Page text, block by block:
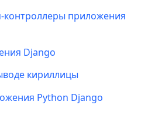
контроллеры приложения
Django
кириллицы
Python Django